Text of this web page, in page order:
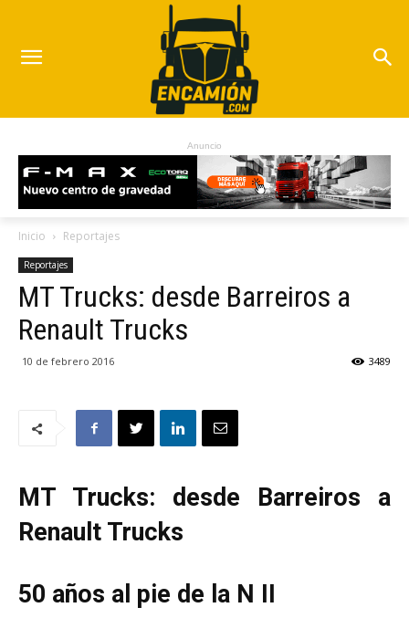
Anuncio
Inicio Reportajes
Reportajes
MT Trucks: desde Barreiros a
Renault Trucks
10 de febrero 2016 3489
MT Trucks: desde Barreiros a
Renault Trucks
50 años al pie de la N II